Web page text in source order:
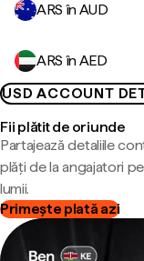
ARS în AUD
ARS în AED
USD ACCOUNT
Fii plătit de oriunde
Partajează detaliile
plăți de la angajatori
lumii.
Primește plată azi